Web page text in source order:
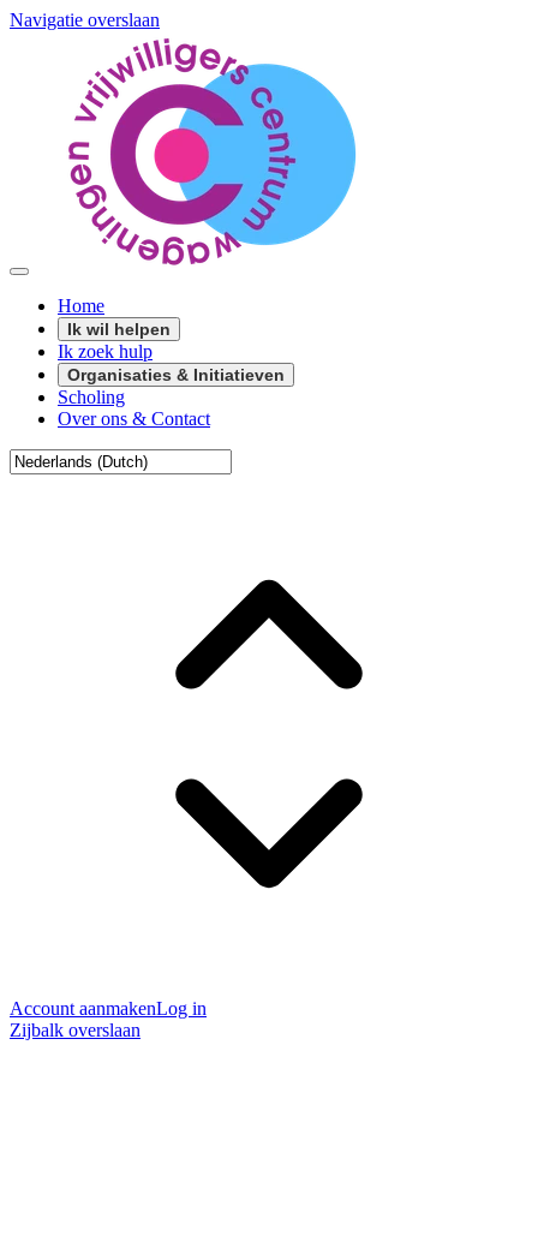
Navigatie overslaan
Home
Ik wil helpen
Ik zoek hulp
Organisaties & Initiatieven
Scholing
Over ons & Contact
Account aanmakenLog in
Zijbalk overslaan